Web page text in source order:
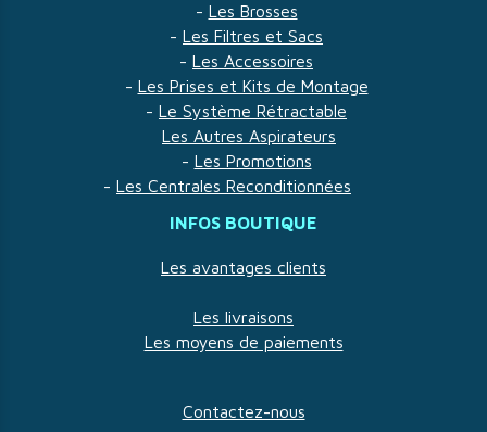
- Les Brosses
- Les Filtres et Sacs
- Les Accessoires
- Les Prises et Kits de Montage
- Le Système Rétractable
Les Autres Aspirateurs
- Les Promotions
- Les Centrales Reconditionnées
INFOS BOUTIQUE
Les avantages clients
Les livraisons
Les moyens de paiements
Contactez-nous